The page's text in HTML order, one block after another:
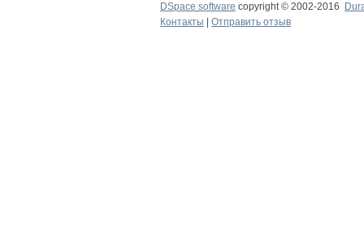
DSpace software copyright © 2002-2016
Контакты
Отправить отзыв